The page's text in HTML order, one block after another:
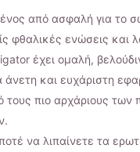
από ασφαλή για το
φθαλικές ενώσεις και
έχει ομαλή,
άνετη και ευχάριστη
τους πιο αρχάριους των
να λιπαίνετε τα